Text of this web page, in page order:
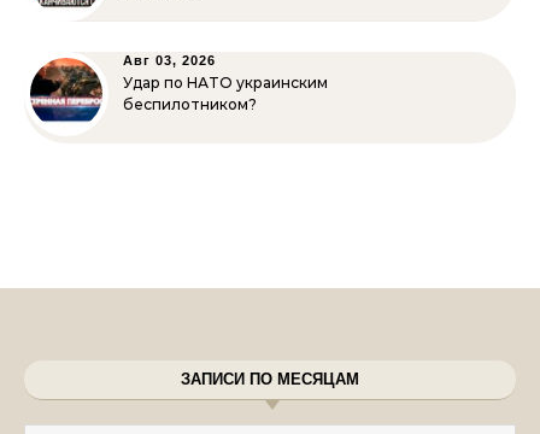
Авг 03, 2026
Удар по НАТО украинским
беспилотником?
ЗАПИСИ ПО МЕСЯЦАМ